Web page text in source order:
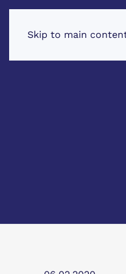
Skip to main
PREMIO PRINCIPE